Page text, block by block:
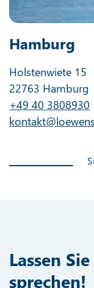
Hamburg
Holstenwiete 15
22763 Hamburg
+49 40 3808930
Lassen
sprechen!